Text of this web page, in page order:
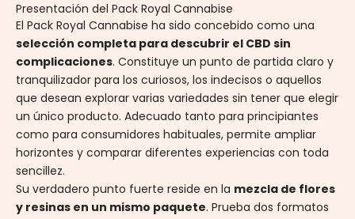
Presentación del Pack Royal Cannabise
El Pack Royal Cannabise ha sido concebido como una
selección completa para descubrir el CBD sin
complicaciones. Constituye un punto de partida claro y
tranquilizador para los curiosos, los indecisos o aquellos
que desean explorar varias variedades sin tener que elegir
un único producto. Adecuado tanto para principiantes
como para consumidores habituales, permite ampliar
horizontes y comparar diferentes experiencias con toda
sencillez.
Su verdadero punto fuerte reside en la mezcla de flores
y resinas en un mismo paquete. Prueba dos formatos